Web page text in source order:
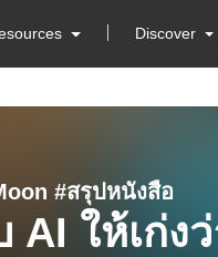
Discover
#สรุปหนังสือ
AI ให้เก่ง